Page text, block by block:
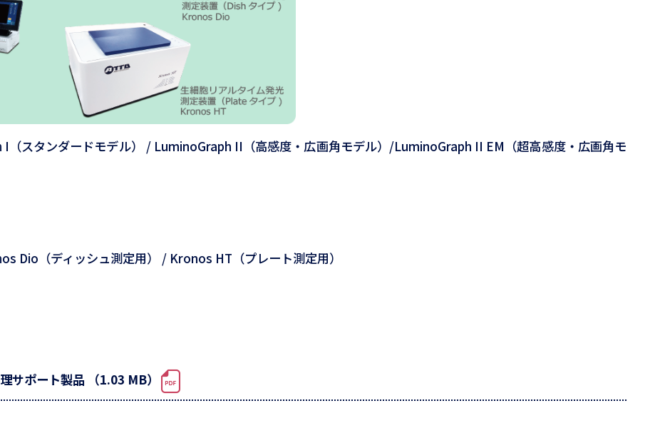
（スタンダードモデル） / LuminoGraph II（高感度・広画角モデル）/LuminoGraph II EM（超高感度・広画角モ
Dio（ディッシュ測定用） / Kronos HT（プレート測定用）
サポート製品 （1.03 MB）